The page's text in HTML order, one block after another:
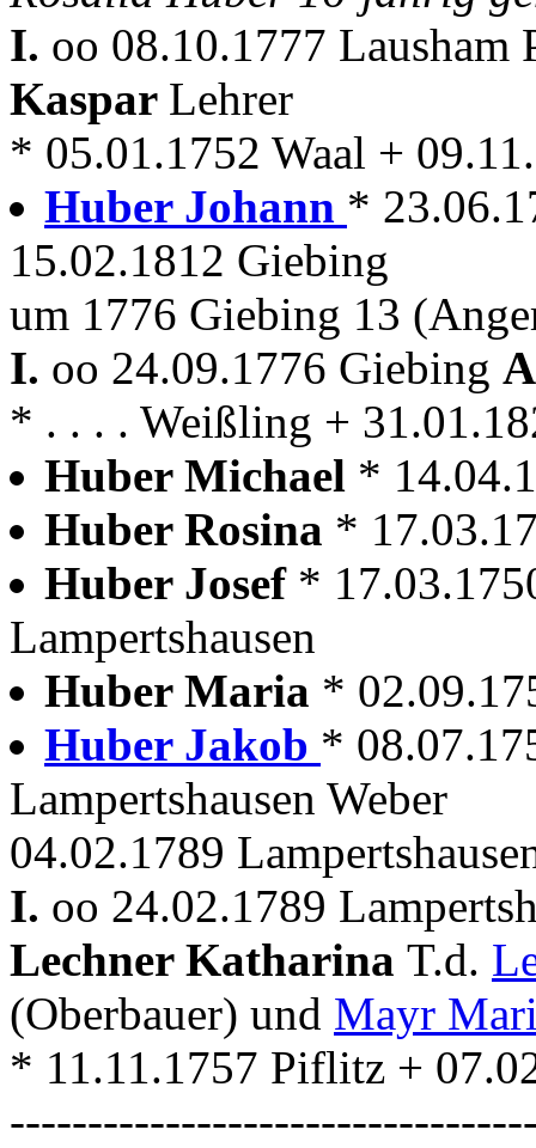
I. oo 08.10.1777
Kaspar Lehrer
* 05.01.1752 Waal +
Huber Johann *
15.02.1812 Giebing
um 1776 Giebing 13
I. oo 24.09.1776 Giebing
* . . . . Weißling +
Huber Michael *
Huber Rosina *
Huber Josef *
Lampertshausen
Huber Maria *
Huber Jakob *
Lampertshausen Weber
04.02.1789
I. oo 24.02.1789
Lechner Katharina T.d.
(Oberbauer) und Mayr
* 11.11.1757 Piflitz +